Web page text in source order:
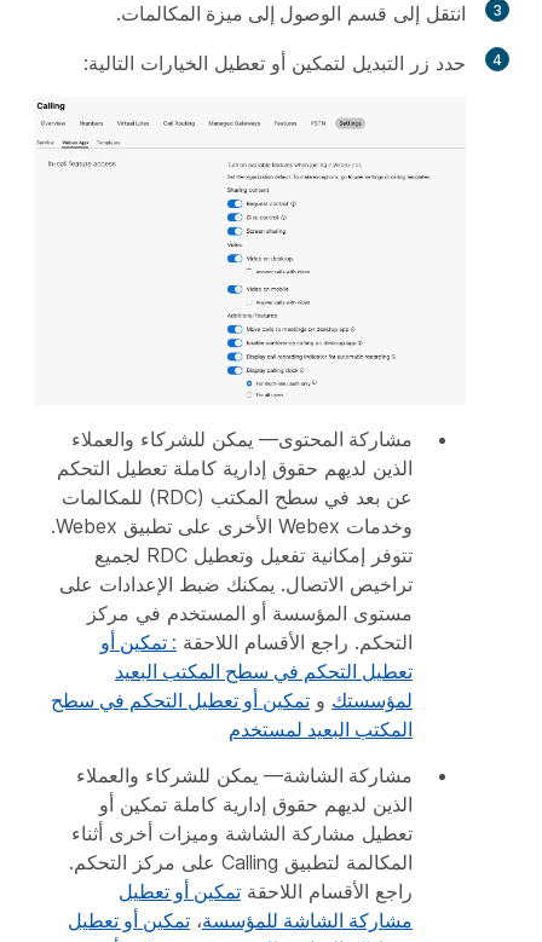
3 انتقل إلى قسم الوصول إلى ميزة المكالمات.
4 حدد زر التبديل لتمكين أو تعطيل الخيارات التالية:
مشاركة المحتوى— يمكن للشركاء والعملاء
الذين لديهم حقوق إدارية كاملة تعطيل التحكم
عن بعد في سطح المكتب (RDC) للمكالمات
وخدمات Webex الأخرى على تطبيق Webex.
تتوفر إمكانية تفعيل وتعطيل RDC لجميع
تراخيص الاتصال. يمكنك ضبط الإعدادات على
مستوى المؤسسة أو المستخدم في مركز
التحكم. راجع الأقسام اللاحقة : تمكين أو
تعطيل التحكم في سطح المكتب البعيد
لمؤسستك و تمكين أو تعطيل التحكم في سطح
المكتب البعيد لمستخدم
مشاركة الشاشة— يمكن للشركاء والعملاء
الذين لديهم حقوق إدارية كاملة تمكين أو
تعطيل مشاركة الشاشة وميزات أخرى أثناء
المكالمة لتطبيق Calling على مركز التحكم.
راجع الأقسام اللاحقة تمكين أو تعطيل
مشاركة الشاشة للمؤسسة، تمكين أو تعطيل